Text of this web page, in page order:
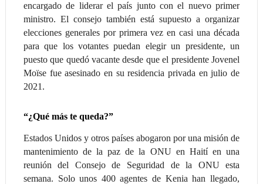
encargado de liderar el país junto con el nuevo primer
ministro. El consejo también está supuesto a organizar
elecciones generales por primera vez en casi una década
para que los votantes puedan elegir un presidente, un
puesto que quedó vacante desde que el presidente Jovenel
Moïse fue asesinado en su residencia privada en julio de
2021.
“¿Qué más te queda?”
Estados Unidos y otros países abogaron por una misión de
mantenimiento de la paz de la ONU en Haití en una
reunión del Consejo de Seguridad de la ONU esta
semana. Solo unos 400 agentes de Kenia han llegado,